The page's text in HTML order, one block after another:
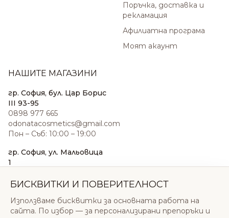
Поръчка, доставка и
рекламация
Афилиатна програма
Моят акаунт
НАШИТЕ МАГАЗИНИ
гр. София, бул. Цар Борис
III 93-95
0898 977 665
odonatacosmetics@gmail.com
Пон – Съб: 10:00 – 19:00
гр. София, ул. Мальовица
1
sales@odonatacosmetics.com
Нед: 11:00 – 18:00
БИСКВИТКИ И ПОВЕРИТЕЛНОСТ
Използваме бисквитки за основната работа на
сайта. По избор — за персонализирани препоръки и